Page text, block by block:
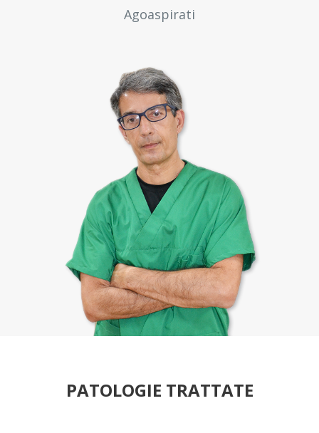
Agoaspirati
PATOLOGIE TRATTATE